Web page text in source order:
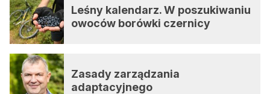
Leśny kalendarz. W poszukiwaniu
owoców borówki czernicy
Zasady zarządzania
adaptacyjnego